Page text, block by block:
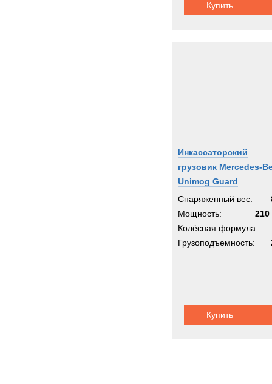
Купить
Инкассаторский
грузовик Mercedes-
Unimog Guard
Снаряженный вес:
Мощность:
210
Колёсная формула:
Грузоподъемность:
Купить